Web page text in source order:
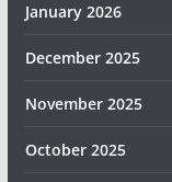
January 2026
December 2025
November 2025
October 2025